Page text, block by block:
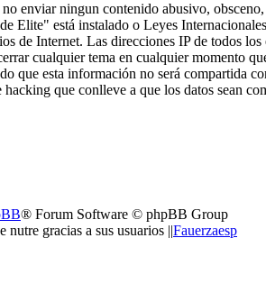
no enviar ningun contenido abusivo,
Elite" está instalado o Leyes
de Internet. Las direcciones IP de todos
cualquier tema en cualquier momento
que esta información no será compartida
hacking que conlleve a que los datos sean
® Forum Software © phpBB Group
nutre gracias a sus usuarios ||Fauerzaesp